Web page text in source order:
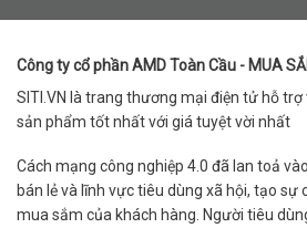
Công ty cổ phần AMD Toàn Cầu - MUA
SITI.VN là trang thương mại điện tử hỗ
sản phẩm tốt nhất với giá tuyệt vời nhất
Cách mạng công nghiệp 4.0 đã lan toả
bán lẻ và lĩnh vực tiêu dùng xã hội, tạo sự
mua sắm của khách hàng. Người tiêu